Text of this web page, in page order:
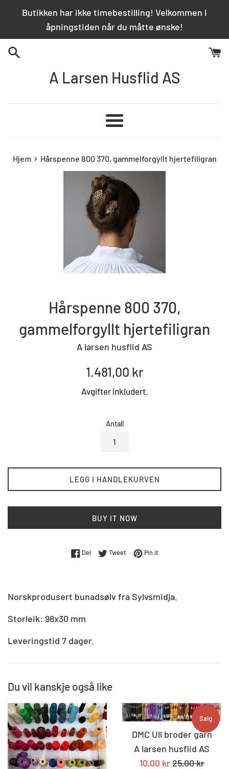
Butikken har ikke timebestilling! Velkommen i
åpningstiden når du måtte ønske!
A Larsen Husflid AS
Meny
Hjem › Hårspenne 800 370, gammelforgyllt hjertefiligran
Hårspenne 800 370,
gammelforgyllt hjertefiligran
A larsen husflid AS
Standard
1.481,00 kr
Avgifter inkludert.
Antall
LEGG I HANDLEKURVEN
BUY IT NOW
DelDel på Facebook
TweetTweet på Twitter
Pin itPin på Pinterest
Norskprodusert bunadsølv fra Sylvsmidja.
Storleik: 98x30 mm
Leveringstid 7 dager.
Du vil kanskje også like
DMC Ull broder garn
A larsen husflid AS
Tilbudspris
10,00 krStandard
25,00 kr
Salg